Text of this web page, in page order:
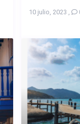
10 julio, 2023 ,